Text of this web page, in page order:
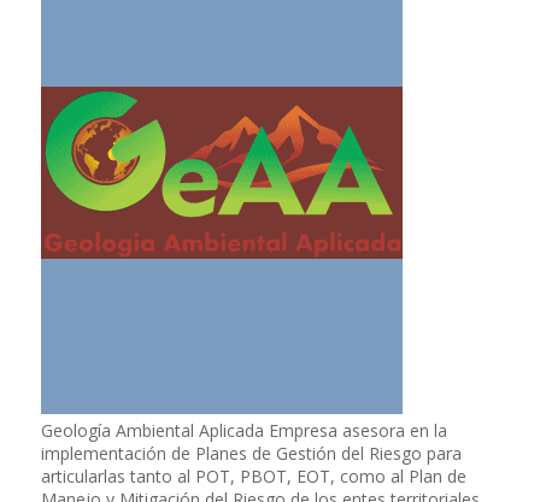
Geología Ambiental Aplicada Empresa asesora en la
implementación de Planes de Gestión del Riesgo para
articularlas tanto al POT, PBOT, EOT, como al Plan de